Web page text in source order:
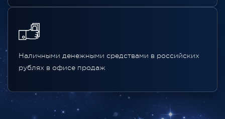
Наличными денежными средствами в российских
рублях в офисе продаж